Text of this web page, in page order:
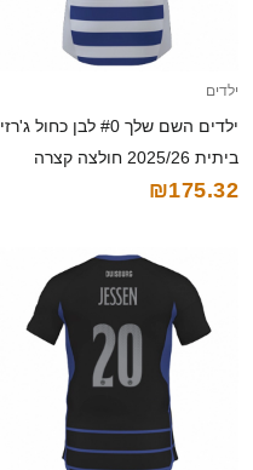
ילדים
ילדים השם שלך #0 לבן כחול ג'רזי
ביתית 2025/26 חולצה קצרה
₪175.32